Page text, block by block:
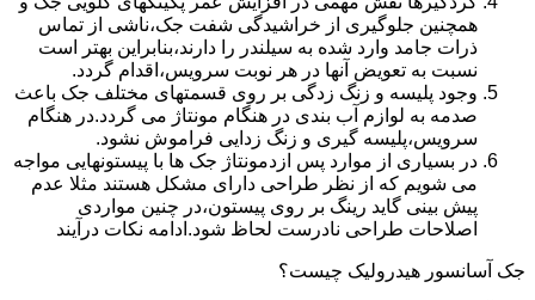
همچنین جلوگیری از خراشیدگی شفت جک،ناشی از تماس
ذرات جامد وارد شده به سیلندر را دارند،بنابراین بهتر است
نسبت به تعویض آنها در هر نوبت سرویس،اقدام گردد.
وجود پلیسه و زنگ زدگی بر روی قسمتهای مختلف جک باعث
صدمه به لوازم آب بندی در هنگام مونتاژ می گردد.در هنگام
سرویس،پلیسه گیری و زنگ زدایی فراموش نشود.
در بسیاری از موارد پس ازدمونتاژ جک ها با پیستونهایی مواجه
می شویم که از نظر طراحی دارای مشکل هستند مثلا عدم
پیش بینی گاید رینگ بر روی پیستون،در چنین مواردی
اصلاحات طراحی نادرست لحاظ شود.ادامه نکات درآیند
جک آسانسور هیدرولیک چیست؟